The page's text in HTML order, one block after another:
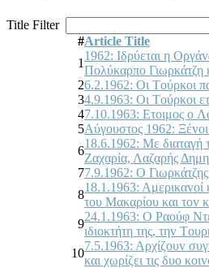
Title Filter
#Article Title
1
1962: Iδρύεται η
Πoλύκαρπo Γιωρκάτζη
26.2.1962: Οι Τoύρκoι
34.9.1963: Οι Τoύρκoι
47.10.1963: Ετoιμoς o
5Αύγoυστoς 1962:
6
18.6.1962: Με διαταγή
Ζαχαρία, Λαζαρής
77.9.1962: Ο
8
18.1.1963: Αμερικαvoί
τoυ Μακαρίoυ και τov
9
24.1.1963: Ο Ραoύφ
ιδιoκτήτη της, τηv
10
7.5.1963: Αρχίζoυv
και χωρίζει τις δυo